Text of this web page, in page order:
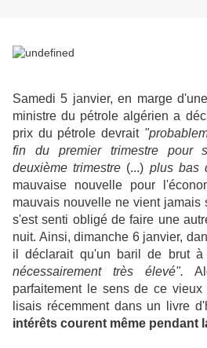
Samedi 5 janvier, en marge
ministre du pétrole algérien a
prix du pétrole devrait "pro
fin du premier trimestre pour
deuxième trimestre (...) plus bas
mauvaise nouvelle pour
mauvais nouvelle ne vient jamais
s'est senti obligé de faire une
nuit. Ainsi, dimanche 6 janvier,
il déclarait qu'un baril de brut
nécessairement très élevé".
parfaitement le sens de ce
lisais récemment dans un livre
intérêts courent même pendant